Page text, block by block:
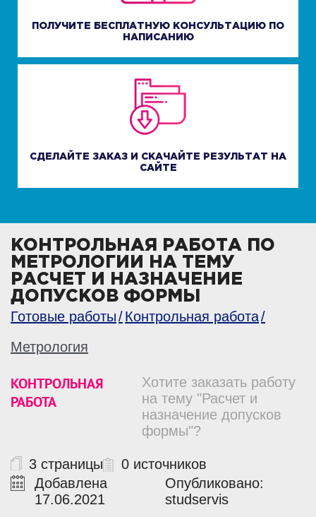
ПОЛУЧИТЕ БЕСПЛАТНУЮ КОНСУЛЬТАЦИЮ ПО
НАПИСАНИЮ
СДЕЛАЙТЕ ЗАКАЗ И СКАЧАЙТЕ РЕЗУЛЬТАТ НА
САЙТЕ
КОНТРОЛЬНАЯ РАБОТА ПО
МЕТРОЛОГИИ НА ТЕМУ
РАСЧЕТ И НАЗНАЧЕНИЕ
ДОПУСКОВ ФОРМЫ
Готовые работы
Контрольная работа
Метрология
КОНТРОЛЬНАЯ
РАБОТА
Хотите заказать работу
на тему "Расчет и
назначение допусков
формы"?
3 страницы
0 источников
Добавлена
17.06.2021
Опубликовано:
studservis